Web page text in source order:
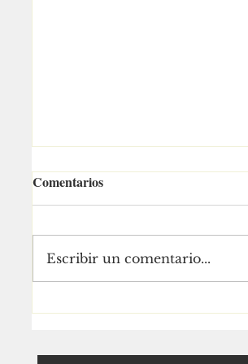
El territorio es la bandera de
Comentarios
Escribir un comentario...